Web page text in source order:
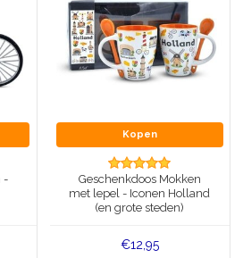
-
Kopen
Geschenkdoos Mokken
met lepel - Iconen Holland
(en grote steden)
€12,95